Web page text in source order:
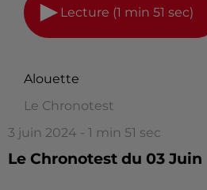
Lecture (1 min 51 sec)
Alouette
Le Chronotest
3 juin 2024 - 1 min 51 sec
Le Chronotest du 03 Juin